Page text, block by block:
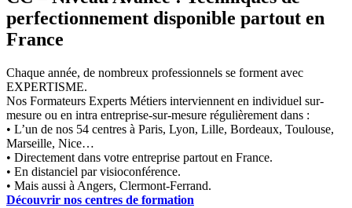
perfectionnement disponible partout en
France
Chaque année, de nombreux professionnels se forment avec
EXPERTISME.
Nos Formateurs Experts Métiers interviennent en individuel sur-
mesure ou en intra entreprise-sur-mesure régulièrement dans :
• L’un de nos 54 centres à Paris, Lyon, Lille, Bordeaux, Toulouse,
Marseille, Nice…
• Directement dans votre entreprise partout en France.
• En distanciel par visioconférence.
• Mais aussi à Angers, Clermont-Ferrand.
Découvrir nos centres de formation